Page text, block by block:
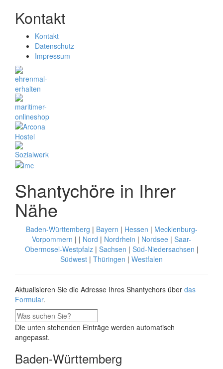
Kontakt
Kontakt
Datenschutz
Impressum
Shantychöre in Ihrer
Nähe
Baden-Württemberg | Bayern | Hessen | Mecklenburg-
Vorpommern | | Nord | Nordrhein | Nordsee | Saar-
Obermosel-Westpfalz| Sachsen | Süd-Niedersachsen |
Südwest | Thüringen | Westfalen
Aktualisieren Sie die Adresse Ihres Shantychors über das
Formular.
Die unten stehenden Einträge werden automatisch
angepasst.
Baden-Württemberg